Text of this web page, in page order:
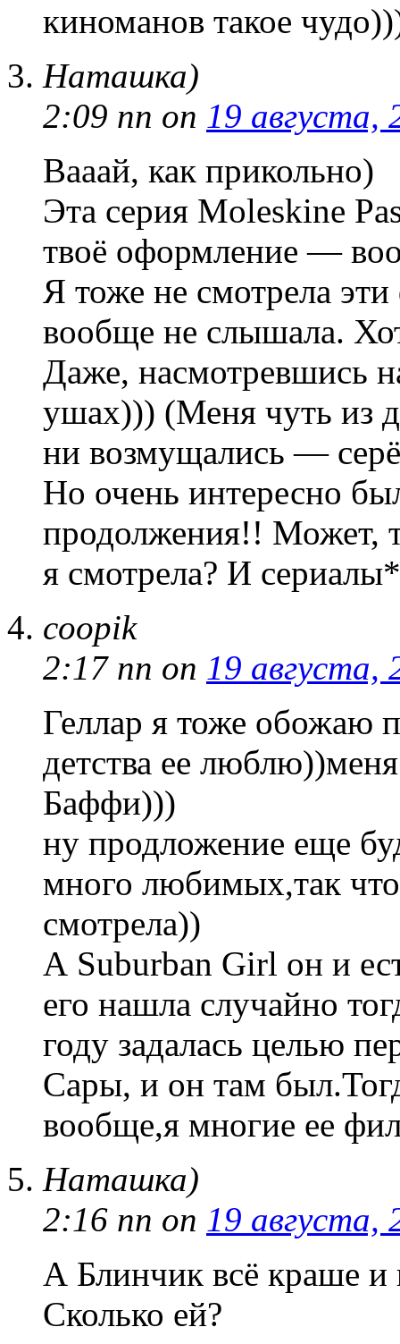
киноманов такое
Наташка)
2:09 пп on 19 августа,
Вааай, как прикольно)
Эта серия Moleskine
твоё оформление —
Я тоже не смотрела
вообще не слышала.
Даже, насмотревшись
ушах))) (Меня чуть из
ни возмущались —
Но очень интересно
продолжения!! Может,
я смотрела? И
coopik
2:17 пп on 19 августа,
Геллар я тоже обожаю
детства ее
Баффи)))
ну продложение еще
много любимых,так
смотрела))
А Suburban Girl он и
его нашла случайно
году задалась целью
Сары, и он там
вообще,я многие ее
Наташка)
2:16 пп on 19 августа,
А Блинчик всё краше и
Сколько ей?